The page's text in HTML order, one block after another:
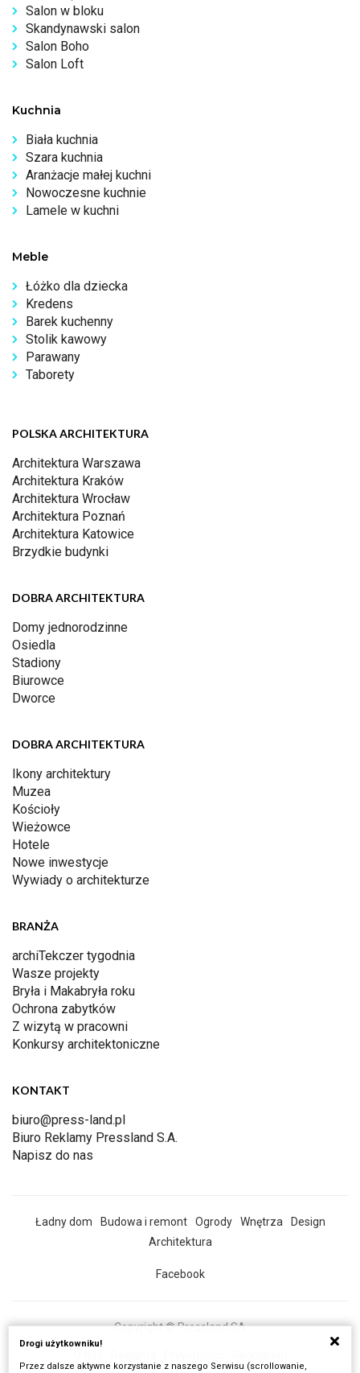
Salon w bloku
Skandynawski salon
Salon Boho
Salon Loft
Kuchnia
Biała kuchnia
Szara kuchnia
Aranżacje małej kuchni
Nowoczesne kuchnie
Lamele w kuchni
Meble
Łóżko dla dziecka
Kredens
Barek kuchenny
Stolik kawowy
Parawany
Taborety
POLSKA ARCHITEKTURA
Architektura Warszawa
Architektura Kraków
Architektura Wrocław
Architektura Poznań
Architektura Katowice
Brzydkie budynki
DOBRA ARCHITEKTURA
Domy jednorodzinne
Osiedla
Stadiony
Biurowce
Dworce
DOBRA ARCHITEKTURA
Ikony architektury
Muzea
Kościoły
Wieżowce
Hotele
Nowe inwestycje
Wywiady o architekturze
BRANŻA
archiTekczer tygodnia
Wasze projekty
Bryła i Makabryła roku
Ochrona zabytków
Z wizytą w pracowni
Konkursy architektoniczne
KONTAKT
biuro@press-land.pl
Biuro Reklamy Pressland S.A.
Napisz do nas
Ładny dom Budowa i remont Ogrody Wnętrza
Design
Architektura
Facebook
Copyright © Pressland SA
Drogi użytkowniku!
Przez dalsze aktywne korzystanie z naszego Serwisu (scrollowanie,